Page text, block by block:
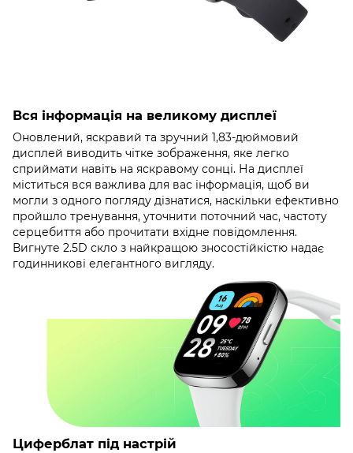
Вся інформація на великому дисплеї
Оновлений, яскравий та зручний 1,83-дюймовий
дисплей виводить чітке зображення, яке легко
сприймати навіть на яскравому сонці. На дисплеї
міститься вся важлива для вас інформація, щоб ви
могли з одного погляду дізнатися, наскільки ефективно
пройшло тренування, уточнити поточний час, частоту
серцебиття або прочитати вхідне повідомлення.
Вигнуте 2.5D скло з найкращою зносостійкістю надає
годинникові елегантного вигляду.
Циферблат під настрій